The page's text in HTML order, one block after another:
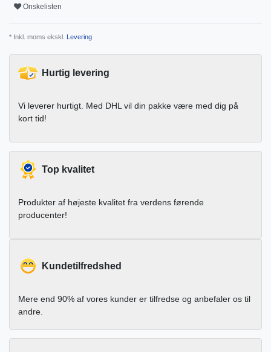
Onskelisten
* Inkl. moms ekskl. Levering
Hurtig levering
Vi leverer hurtigt. Med DHL vil din pakke være med dig på
kort tid!
Top kvalitet
Produkter af højeste kvalitet fra verdens førende
producenter!
Kundetilfredshed
Mere end 90% af vores kunder er tilfredse og anbefaler os til
andre.